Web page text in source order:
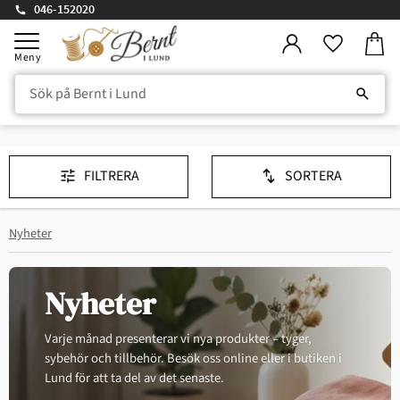
Meny
046-152020
Nyheter
Nyheter
Varje månad presenterar vi nya produkter – tyger,
sybehör och tillbehör. Besök oss online eller i butiken i
Lund för att ta del av det senaste.
FILTRERA SORTERA